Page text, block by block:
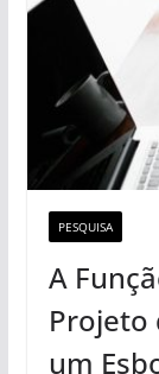
PESQUISA
A
Projeto
um